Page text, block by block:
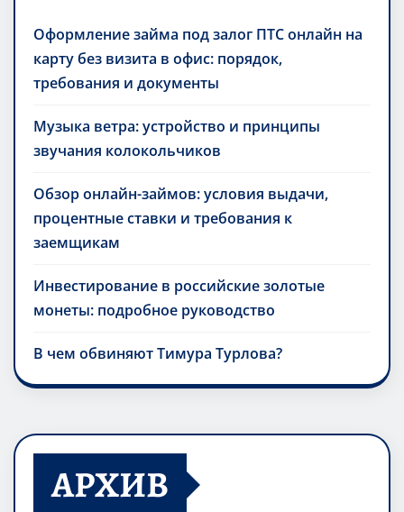
Оформление займа под залог ПТС онлайн на
карту без визита в офис: порядок,
требования и документы
Музыка ветра: устройство и принципы
звучания колокольчиков
Обзор онлайн-займов: условия выдачи,
процентные ставки и требования к
заемщикам
Инвестирование в российские золотые
монеты: подробное руководство
В чем обвиняют Тимура Турлова?
АРХИВ